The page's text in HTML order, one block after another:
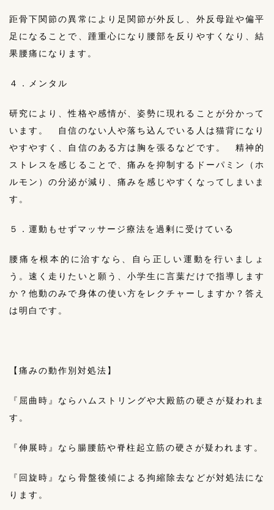
距骨下関節の異常により足関節が外反し、外反母趾や偏平
足になることで、踵重心になり腰部を反りやすくなり、結
果腰痛になります。
４．メンタル
研究により、性格や感情が、姿勢に現れることが分かって
います。 自信のない人や落ち込んでいる人は猫背になり
やすやすく、自信のある方は胸を張るなどです。 精神的
ストレスを感じることで、痛みを抑制するドーパミン（ホ
ルモン）の分泌が減り、痛みを感じやすくなってしまいま
す。
５．運動もせずマッサージ療法を過剰に受けている
腰痛を根本的に治すなら、自ら正しい運動を行いましょ
う。速く走りたいと願う、小学生に言葉だけで指導します
か？他動のみで身体の使い方をレクチャーしますか？答え
は明白です。
【痛みの動作別対処法】
『屈曲時』ならハムストリングや大殿筋の硬さが疑われま
す。
『伸展時』なら腸腰筋や脊柱起立筋の硬さが疑われます。
『回旋時』なら骨盤後傾による拘縮除去などが対処法にな
ります。